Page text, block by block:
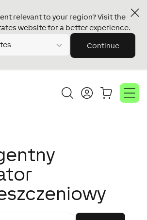
relevant to your region? Visit the
website for a better experience.
Continue